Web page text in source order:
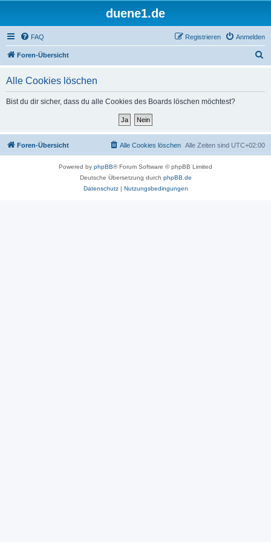
duene1.de
FAQ Anmelden
Registrieren
Foren-Übersicht
Alle Cookies löschen
Bist du dir sicher, dass du alle Cookies des Boards löschen möchtest?
Foren-Übersicht Alle Zeiten sind UTC+02:00
Alle Cookies löschen
Powered by phpBB® Forum Software © phpBB Limited
Deutsche Übersetzung durch phpBB.de
Datenschutz| Nutzungsbedingungen